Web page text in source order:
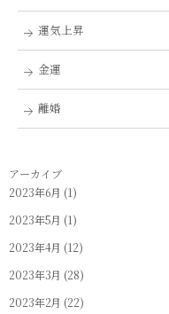
運気上昇
金運
離婚
アーカイブ
2023年6月 (1)
2023年5月 (1)
2023年4月 (12)
2023年3月 (28)
2023年2月 (22)